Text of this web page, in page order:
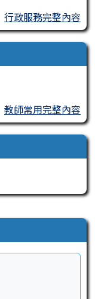
行政服務完整內容
教師常用完整內容